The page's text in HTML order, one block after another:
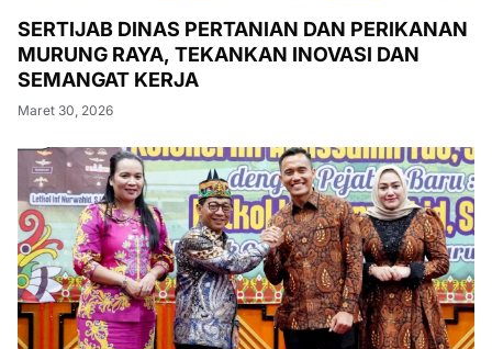
SERTIJAB DINAS PERTANIAN DAN PERIKANAN
MURUNG RAYA, TEKANKAN INOVASI DAN
SEMANGAT KERJA
Maret 30, 2026